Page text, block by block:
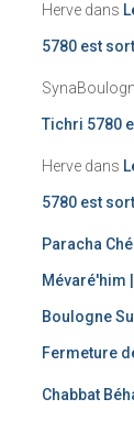
Hervedans
5780 est
Tichri 5780
Hervedans
5780 est
Paracha
Mévaré'him
Boulogne
Fermeture
Chabbat